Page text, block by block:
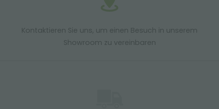
Kontaktieren Sie uns, um einen Besuch in unserem
Showroom zu vereinbaren